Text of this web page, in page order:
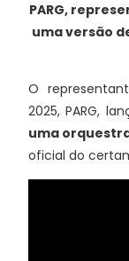
PARG,
uma versão
O
2025, PARG,
uma
oficial do